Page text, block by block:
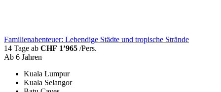
Familienabenteuer: Lebendige Städte und tropische Strände
14 Tage ab CHF 1’965 /Pers.
Ab 6 Jahren
Kuala Lumpur
Kuala Selangor